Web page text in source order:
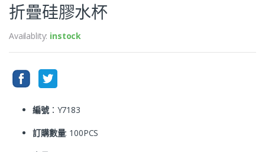
折疊硅膠水杯
Availablity: instock
編號：Y7183
訂購數量: 100PCS